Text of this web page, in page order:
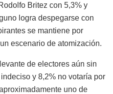
Britez con 5,3% y
logra despegarse con
se mantiene por
escenario de atomización.
de electores aún sin
y 8,2% no votaría por
uno de